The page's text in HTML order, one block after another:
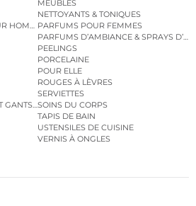
MEUBLES
NETTOYANTS & TONIQUES
HOMMESPARFUMS POUR FEMMES
PARFUMS D’AMBIANCE & SPRAYS
PEELINGS
PORCELAINE
POUR ELLE
ROUGES À LÈVRES
SERVIETTES
GANTS DE TOILETTE
SOINS DU CORPS
TAPIS DE BAIN
USTENSILES DE CUISINE
VERNIS À ONGLES